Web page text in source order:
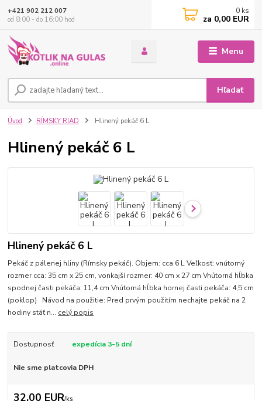
Menu
Hľadať
+421 902 212 007
od 8:00 - do 16:00 hod
0 ks
za 0,00 EUR
Úvod RÍMSKY RIAD Hlinený pekáč 6 L
Hlinený pekáč 6 L
Hlinený pekáč 6 L
Pekáč z pálenej hliny (Rímsky pekáč). Objem: cca 6 L Veľkosť: vnútorný
rozmer cca: 35 cm x 25 cm, vonkajší rozmer: 40 cm x 27 cm Vnútorná hĺbka
spodnej časti pekáča: 11,4 cm Vnútorná hĺbka hornej časti pekáča: 4,5 cm
(poklop) Návod na použitie: Pred prvým použitím nechajte pekáč na 2
hodiny stáť n... celý popis
Dostupnosť expedícia 3-5 dní
Nie sme platcovia DPH
32,00 EUR/ks